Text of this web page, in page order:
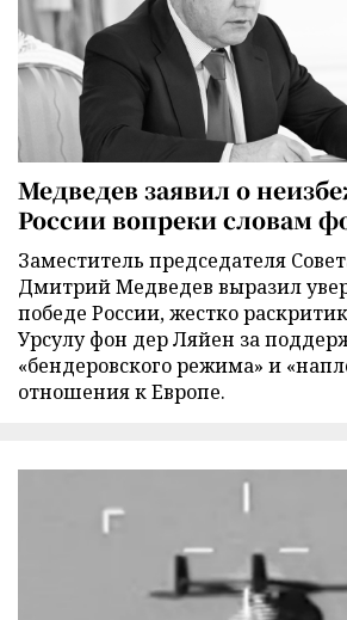
Медведев заявил о
России вопреки словам
Заместитель председателя
Дмитрий Медведев выразил
победе России, жестко
Урсулу фон дер Ляйен за
«бендеровского режима» и
отношения к Европе.